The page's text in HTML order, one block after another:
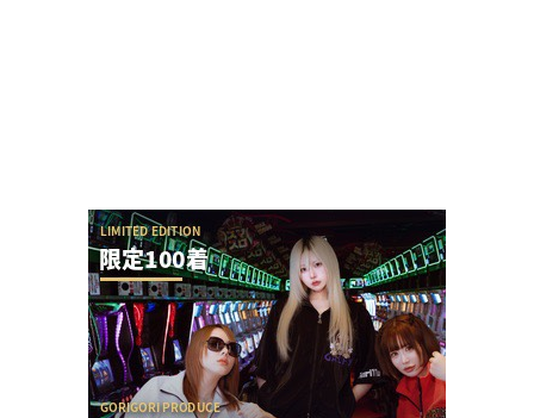
ワンダーランド百年橋店に来店したましもさんの
データまとめに不服な人「ましも来店百年橋ほぼ
毎...